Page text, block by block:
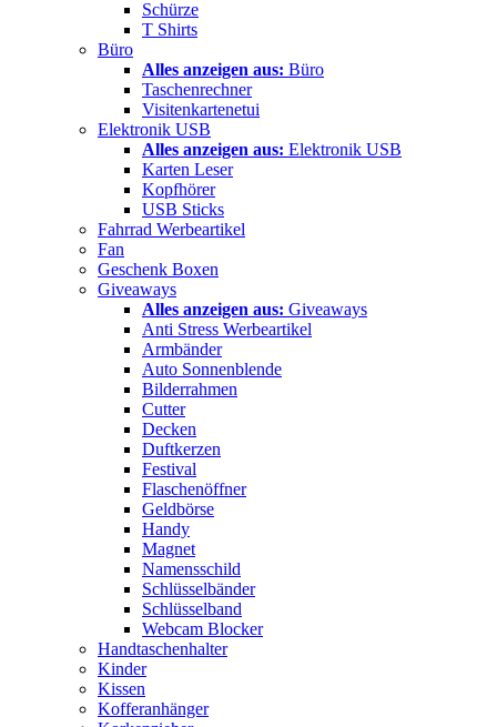
Schürze
T Shirts
Büro
Alles anzeigen aus: Büro
Taschenrechner
Visitenkartenetui
Elektronik USB
Alles anzeigen aus: Elektronik USB
Karten Leser
Kopfhörer
USB Sticks
Fahrrad Werbeartikel
Fan
Geschenk Boxen
Giveaways
Alles anzeigen aus: Giveaways
Anti Stress Werbeartikel
Armbänder
Auto Sonnenblende
Bilderrahmen
Cutter
Decken
Duftkerzen
Festival
Flaschenöffner
Geldbörse
Handy
Magnet
Namensschild
Schlüsselbänder
Schlüsselband
Webcam Blocker
Handtaschenhalter
Kinder
Kissen
Kofferanhänger